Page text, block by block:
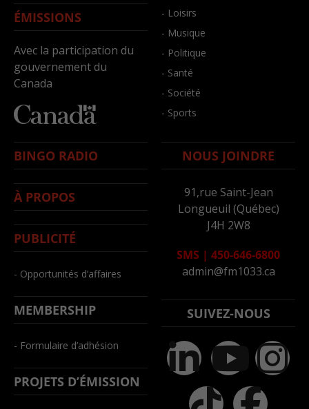
ÉMISSIONS
Avec la participation du
gouvernement du
Canada
- Loisirs
- Musique
- Politique
- Santé
- Société
- Sports
BINGO RADIO
À PROPOS
PUBLICITÉ
- Opportunités d’affaires
MEMBERSHIP
- Formulaire d’adhésion
PROJETS D’ÉMISSION
NOUS JOINDRE
91,rue Saint-Jean
Longueuil (Québec)
J4H 2W8
SMS | 450-646-6800
admin@fm1033.ca
SUIVEZ-NOUS